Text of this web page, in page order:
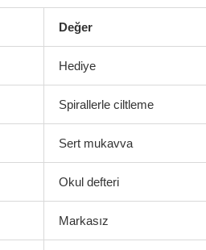
Değer
Hediye
Spirallerle ciltleme
Sert mukavva
Okul defteri
Markasız